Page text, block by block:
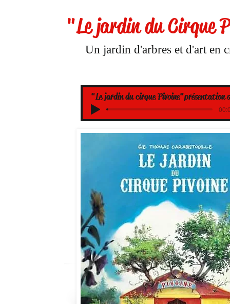
"Le jardin du Cirque
Un jardin d'arbres et d'art en
"Le jardin du cirque Pivoine"présentation